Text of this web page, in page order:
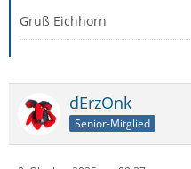
Gruß Eichhorn
dErzOnk
Senior-Mitglied